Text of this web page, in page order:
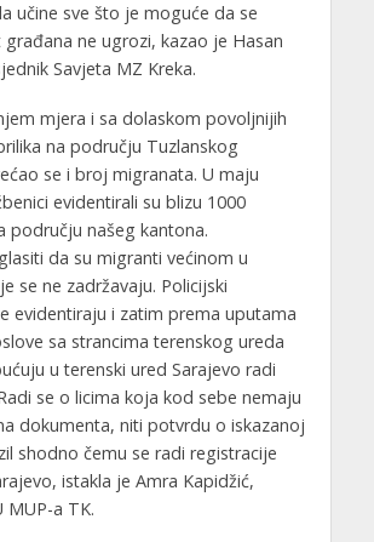
učine sve što je moguće da se
ne ugrozi, kazao je Hasan
Savjeta MZ Kreka.
mjera i sa dolaskom povoljnijih
na području Tuzlanskog
se i broj migranata. U maju
evidentirali su blizu 1000
području našeg kantona.
da su migranti većinom u
se ne zadržavaju. Policijski
evidentiraju i zatim prema uputama
sa strancima terenskog ureda
u terenski ured Sarajevo radi
se o licima koja kod sebe nemaju
dokumenta, niti potvrdu o iskazanoj
shodno čemu se radi registracije
istakla je Amra Kapidžić,
a TK.